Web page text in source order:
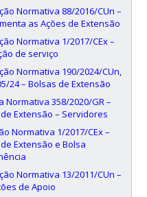
Normativa 88/2016/CUn –
as Ações de Extensão
Normativa 1/2017/CEx –
de serviço
Normativa 190/2024/CUn,
24 – Bolsas de Extensão
Normativa 358/2020/GR –
Extensão – Servidores
Normativa 1/2017/CEx –
Extensão e Bolsa
Normativa 13/2011/CUn –
de Apoio